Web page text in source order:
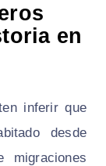
en
inferir que
desde
migraciones